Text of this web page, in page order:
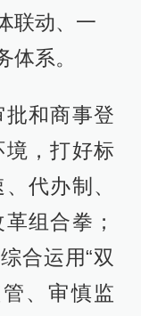
联动、一
体系。
和商事登
，打好标
代办制、
组合拳；
合运用“双
、审慎监